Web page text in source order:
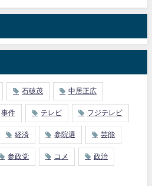
石破茂 中居正広
事件 テレビ フジテレビ
経済 参院選 芸能
参政党 コメ 政治